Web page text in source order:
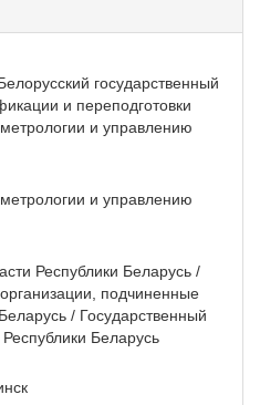
государственный
и переподготовки
и управлению
и управлению
Республики Беларусь /
подчиненные
/ Государственный
Беларусь